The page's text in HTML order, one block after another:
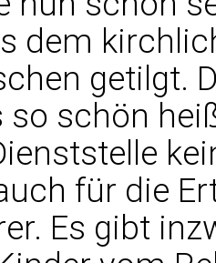
dem
getilgt.
so schön
für die
Es gibt